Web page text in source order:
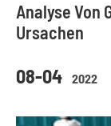
08-04 2022
Analyse Von
Ursachen